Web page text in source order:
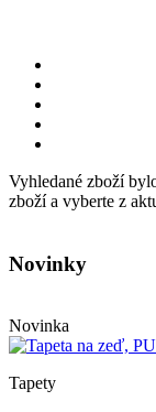
Vyhledané zboží
zboží a vyberte z
Novinky
Novinka
Tapety